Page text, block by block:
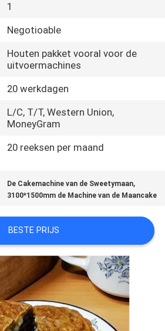
1
Negotioable
Houten pakket vooral voor de
uitvoermachines
20 werkdagen
L/C, T/T, Western Union,
MoneyGram
20 reeksen per maand
De Cakemachine van de Sweetymaan,
3100*1500mm de Machine van de Maancake
BESTE PRIJS